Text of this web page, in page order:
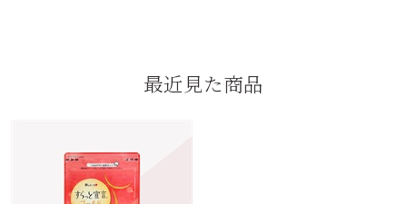
最近見た商品